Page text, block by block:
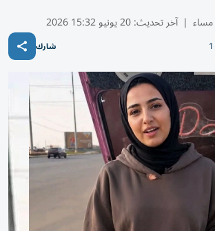
| آخر تحديث:20 يونيو 15:32 2026
شارك